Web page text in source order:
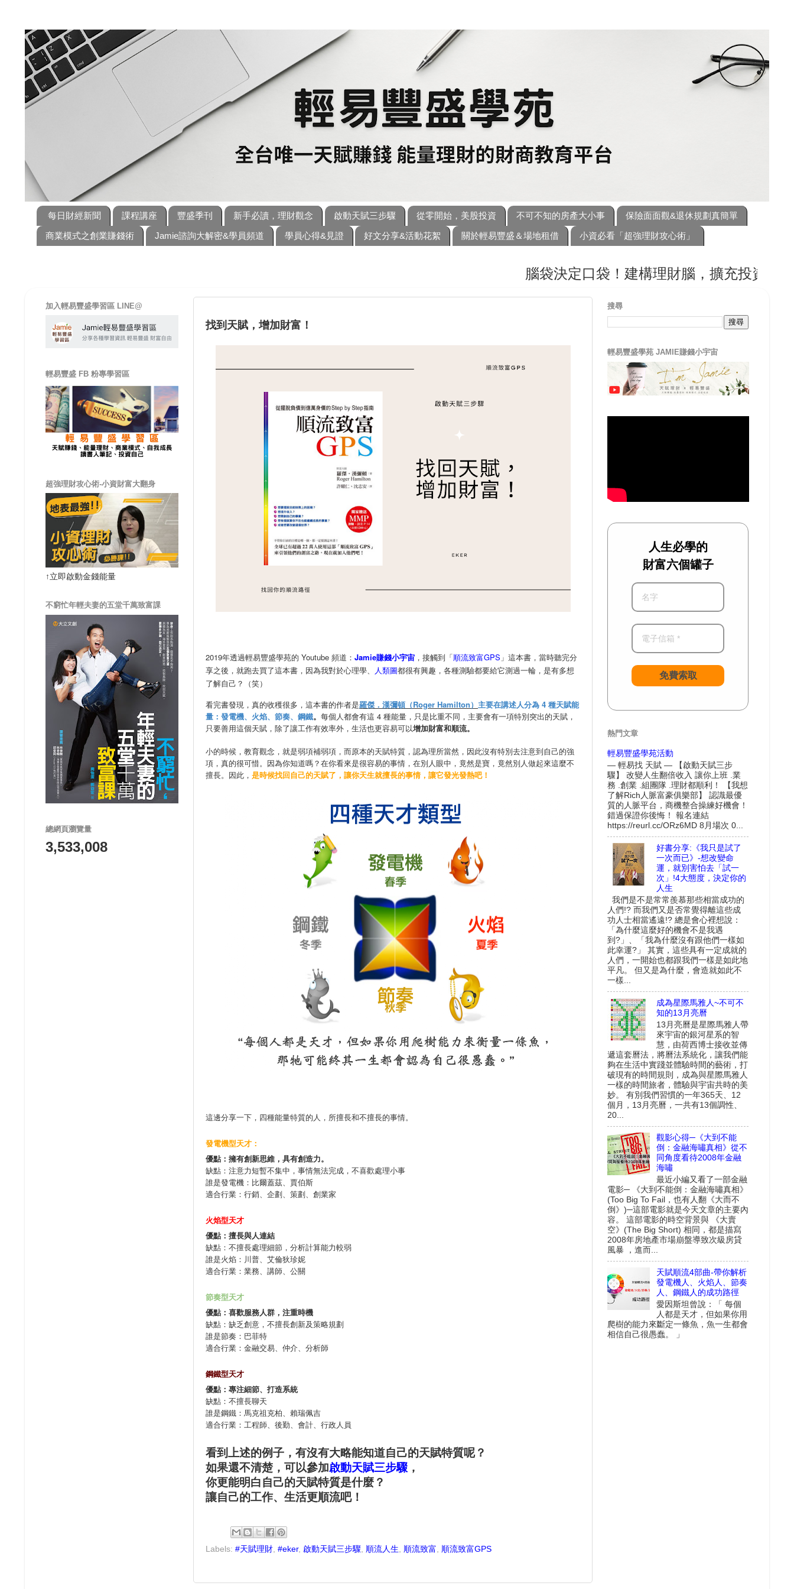
每日財經新聞 課程講座 豐盛季刊 新手必讀，理財觀念 啟動天賦三步驟 從零開始，美股投資 不可不知的房產大小事
保險面面觀&退休規劃真簡單
商業模式之創業賺錢術
Jamie諮詢大解密&學員頻道 學員心得&見證 好文分享&活動花絮 關於輕易豐盛＆場地租借 小資必看「超強理財攻心術」
腦袋決定口袋！建構理財腦，擴充投資腦，從
找到天賦，增加財富！
2019年透過輕易豐盛學苑的 Youtube 頻道： Jamie賺錢小宇宙 ，接觸到「順流致富GPS 」這本書，當時聽完分
享之後，就跑去買了這本書，因為我對於心理學、
人類圖都很有興趣，各種測驗都要給它測過一輪，是有多想
了解自己？（笑）
看完書發現，真的收穫很多，這本書的作者是羅傑．漢彌頓（Roger Hamilton） 主要在講述人分為 4 種天賦能
量：發電機、火焰、節奏、鋼鐵。 每個人都會有這 4 種能量，只是比重不同，主要會有一項特別突出的天賦，
只要善用這個天賦，除了讓工作有效率外，生活也更容易可以增加財富和順流。
小的時候，教育觀念，就是弱項補弱項，而原本的天賦特質，認為理所當然，因此沒有特別去注意到自己的強
項，真的很可惜。因為你知道嗎？在你看來是很容易的事情，在別人眼中，竟然是寶，竟然別人做起來這麼不
擅長。因此， 是時候找回自己的天賦了，讓你天生就擅長的事情，讓它發光發熱吧！
這邊分享一下，四種能量特質的人，所擅長和不擅長的事情。
發電機型天才：
優點：擁有創新思維，具有創造力。
缺點：注意力短暫不集中，事情無法完成，不喜歡處理小事
誰是發電機：比爾蓋茲、賈伯斯
適合行業：行銷、企劃、策劃、創業家
火焰型天才
優點：擅長與人連結
缺點：不擅長處理細節，分析計算能力較弱
誰是火焰：川普、艾倫狄珍妮
適合行業：業務、講師、公關
節奏型天才
優點：喜歡服務人群，注重時機
缺點：缺乏創意，不擅長創新及策略規劃
誰是節奏：巴菲特
適合行業：金融交易、仲介、分析師
鋼鐵型天才
優點：專注細節、打造系統
缺點：不擅長聊天
誰是鋼鐵：馬克祖克柏、賴瑞佩吉
適合行業：工程師、後勤、會計、行政人員
看到上述的例子，有沒有大略能知道自己的天賦特質呢？
如果還不清楚，可以參加啟動天賦三步驟 ，
你更能明白自己的天賦特質是什麼？
讓自己的工作、生活更順流吧！
Labels: #天賦理財 #eker, 啟動天賦三步驟 順流人生 順流致富 順流致富GPS
加入輕易豐盛學習區 LINE@
輕易豐盛 FB 粉專學習區
超強理財攻心術-小資財富大翻身
↑立即啟動金錢能量
不窮忙年輕夫妻的五堂千萬致富課
總網頁瀏覽量
3,533,008
搜尋
輕易豐盛學苑 JAMIE賺錢小宇宙
人生必學的
財富六個罐子
免費索取
熱門文章
輕易豐盛學苑活動
— 輕易找 天賦 — 【啟動天賦三步
驟】 改變人生翻倍收入 讓你上班 .業
務 .創業 .組團隊 .理財都順利！ 【我想
了解Rich人脈富豪俱樂部】 認識最優
質的人脈平台，商機整合操練好機會！
錯過保證你後悔！ 報名連結
https://reurl.cc/ORz6MD 8月場次 0...
好書分享:《我只是試了
一次而已》-想改變命
運，就別害怕去「試一
次」!4大態度，決定你的
人生
我們是不是常常羨慕那些相當成功的
人們!? 而我們又是否常覺得離這些成
功人士相當遙遠!? 總是會心裡想說：
「為什麼這麼好的機會不是我遇
到?」、「我為什麼沒有跟他們一樣如
此幸運?」 其實，這些具有一定成就的
人們，一開始也都跟我們一樣是如此地
平凡。 但又是為什麼，會造就如此不
一樣...
成為星際馬雅人~不可不
知的13月亮曆
13月亮曆是星際馬雅人帶
來宇宙的銀河星系的智
慧，由荷西博士接收並傳
遞這套曆法，將曆法系統化，讓我們能
夠在生活中實踐並體驗時間的藝術，打
破現有的時間規則，成為與星際馬雅人
一樣的時間旅者，體驗與宇宙共時的美
妙。 有別我們習慣的一年365天、12
個月，13月亮曆，一共有13個調性、
20...
觀影心得─《大到不能
倒：金融海嘯真相》從不
同角度看待2008年金融
海嘯
最近小編又看了一部金融
電影─ 《大到不能倒：金融海嘯真相》
(Too Big To Fail，也有人翻《大而不
倒》)─這部電影就是今天文章的主要內
容。 這部電影的時空背景與 《大賣
空》(The Big Short) 相同，都是描寫
2008年房地產市場崩盤導致次級房貸
風暴 ，進而...
天賦順流4部曲-帶你解析
發電機人、火焰人、節奏
人、鋼鐵人的成功路徑
愛因斯坦曾說：「 每個
人都是天才，但如果你用
爬樹的能力來斷定一條魚，魚一生都會
相信自己很愚蠢。 」